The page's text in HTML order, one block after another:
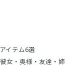
イテム6選
女・奥様・友達・姉